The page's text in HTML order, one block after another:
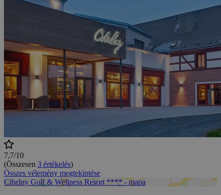
7,7/10
(Összesen 3 értékelés)
Összes vélemény megtekintése
Cihelny Golf & Wellness Resort **** - mapa